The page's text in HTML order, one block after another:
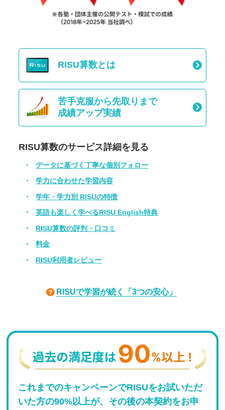
RISU算数とは
苦手克服から先取りまで
成績アップ実績
RISU算数のサービス詳細を見る
データに基づく丁寧な個別フォロー
学力に合わせた学習内容
学年・学力別 RISUの特徴
英語も楽しく学べるRISU English特典
RISU算数の評判・口コミ
料金
RISU利用者レビュー
RISUで学習が続く「3つの安心」
これまでのキャンペーンでRISUをお試いただ
いた方の90%以上が、その後の本契約をお申